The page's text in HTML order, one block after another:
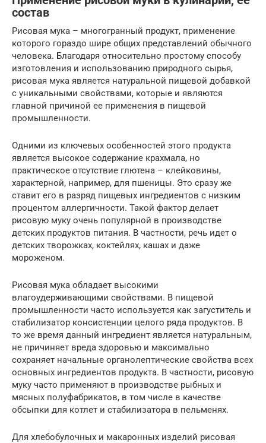
состав
Рисовая мука – многогранный продукт, применение
которого гораздо шире общих представлений обычного
человека. Благодаря относительно простому способу
изготовления и использованию природного сырья,
рисовая мука является натуральной пищевой добавкой
с уникальными свойствами, которые и являются
главной причиной ее применения в пищевой
промышленности.
Одними из ключевых особенностей этого продукта
является высокое содержание крахмала, но
практическое отсутствие глютена – клейковины,
характерной, например, для пшеницы. Это сразу же
ставит его в разряд пищевых ингредиентов с низким
процентом аллергичности. Такой фактор делает
рисовую муку очень популярной в производстве
детских продуктов питания. В частности, речь идет о
детских творожках, коктейлях, кашах и даже
мороженом.
Рисовая мука обладает высокими
влагоудерживающими свойствами. В пищевой
промышленности часто используется как загуститель и
стабилизатор консистенции целого ряда продуктов. В
то же время данный ингредиент является натуральным,
не причиняет вреда здоровью и максимально
сохраняет начальные органолептические свойства всех
основных ингредиентов продукта. В частности, рисовую
муку часто применяют в производстве рыбных и
мясных полуфабрикатов, в том числе в качестве
обсыпки для котлет и стабилизатора в пельменях.
Для хлебобулочных и макаронных изделий рисовая